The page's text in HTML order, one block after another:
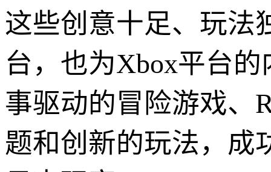
这些创意十足、玩法
台，也为Xbox平台
事驱动的冒险游戏、
题和创新的玩法，成